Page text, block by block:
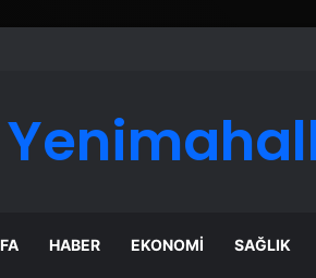
Doğru ve Teknik Haberler
HABER EKONOMI SAĞLIK